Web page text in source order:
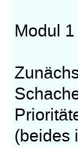
Modul
(beides